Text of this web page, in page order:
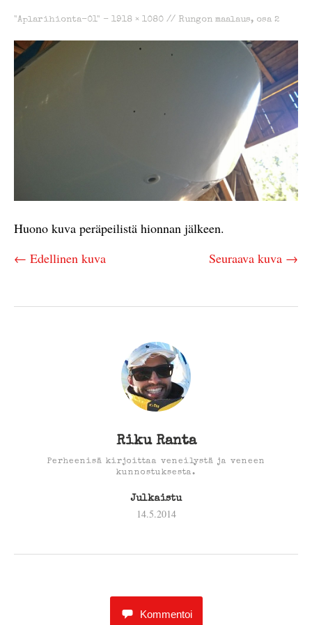
"Aplarihionta-01" - 1918 × 1080 // Rungon maalaus, osa 2
Huono kuva peräpeilistä hionnan jälkeen.
← Edellinen kuva
Seuraava kuva →
Riku Ranta
Perheenisä kirjoittaa veneilystä ja veneen
kunnostuksesta.
Julkaistu
14.5.2014
Kommentoi